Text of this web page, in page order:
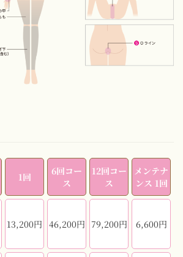
1回
6回コー
ス
12回コー
ス
メンテナ
ンス 1回
13,200円 46,200円 79,200円 6,600円